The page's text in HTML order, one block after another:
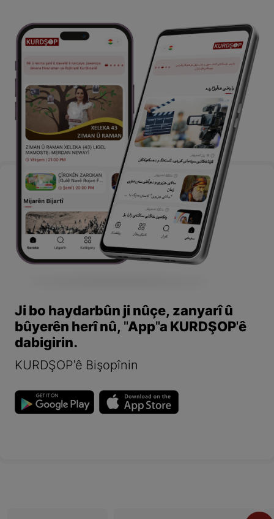
Ji bo haydarbûn ji nûçe, zanyarî û
bûyerên herî nû, "App"a KURDŞOP'ê
dabigirin.
KURDŞOP'ê Bişopînin